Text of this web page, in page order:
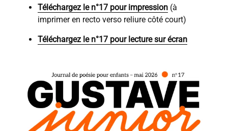
Téléchargez le n°17 pour impression (à
imprimer en recto verso reliure côté court)
Téléchargez le n°17 pour lecture sur écran